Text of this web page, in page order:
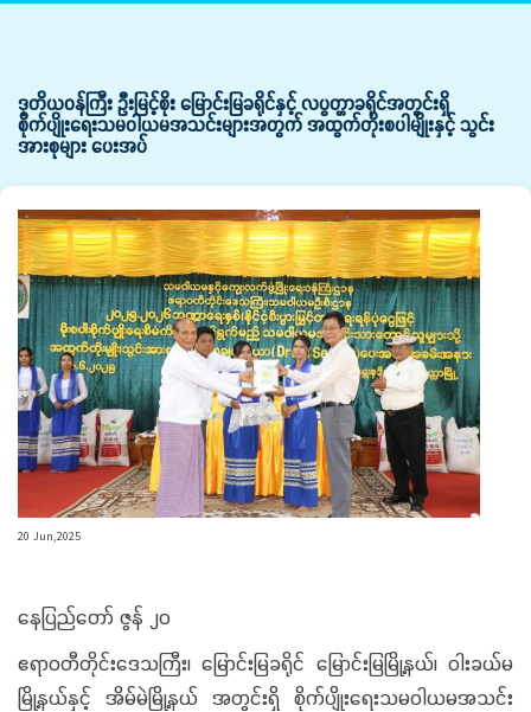
ဒုတိယဝန်ကြီး ဦးမြင့်စိုး မြောင်းမြခရိုင်နှင့် လပွတ္တာခရိုင်အတွင်းရှိ
စိုက်ပျိုးရေးသမဝါယမအသင်းများအတွက် အထွက်တိုးစပါမျိုးနှင့် သွင်း
အားစုများ ပေးအပ်
20 Jun,2025
နေပြည်တော် ဇွန် ၂၀
ဧရာဝတီတိုင်းဒေသကြီး၊ မြောင်းမြခရိုင် မြောင်းမြမြို့နယ်၊ ဝါးခယ်မ
မြို့နယ်နှင့် အိမ်မဲမြို့နယ် အတွင်းရှိ စိုက်ပျိုးရေးသမဝါယမအသင်း